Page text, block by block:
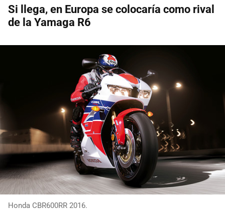
Si llega, en Europa se colocaría como rival
de la Yamaga R6
Honda CBR600RR 2016.